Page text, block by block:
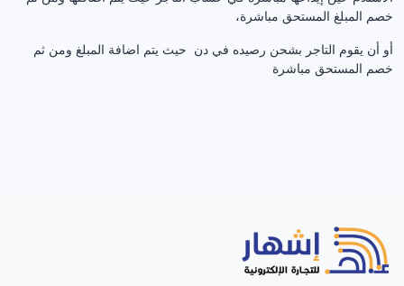
خصم المبلغ المستحق مباشرة،
أو أن يقوم التاجر بشحن رصيده في دن حيث يتم اضافة المبلغ ومن ثم
خصم المستحق مباشرة